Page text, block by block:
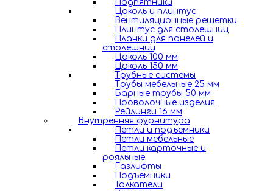
Подпятники
Цоколь и плинтус
Вентиляционные решетки
Плинтус для столешниц
Планки для панелей и
столешниц
Цоколь 100 мм
Цоколь 150 мм
Трубные системы
Трубы мебельные 25 мм
Барные трубы 50 мм
Проволочные изделия
Рейлинги 16 мм
Внутренняя фурнитура
Петли и подъемники
Петли мебельные
Петли карточные и
рояльные
Газлифты
Подъемники
Толкатели